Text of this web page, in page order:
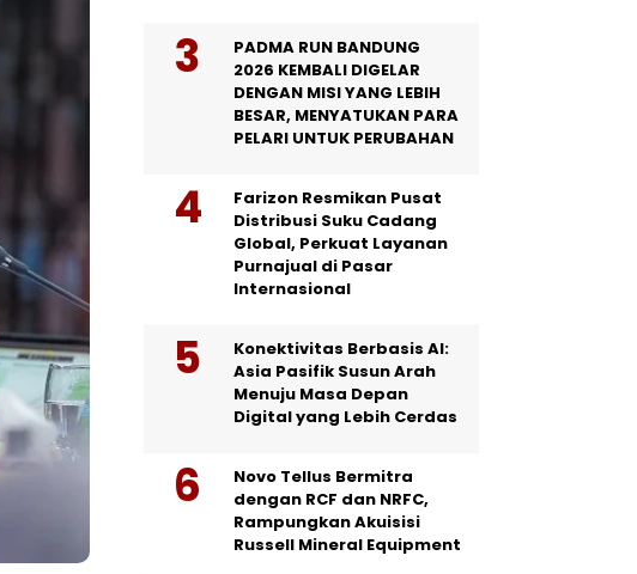
PADMA RUN BANDUNG
2026 KEMBALI DIGELAR
DENGAN MISI YANG LEBIH
BESAR, MENYATUKAN PARA
PELARI UNTUK PERUBAHAN
Farizon Resmikan Pusat
Distribusi Suku Cadang
Global, Perkuat Layanan
Purnajual di Pasar
Internasional
Konektivitas Berbasis AI:
Asia Pasifik Susun Arah
Menuju Masa Depan
Digital yang Lebih Cerdas
Novo Tellus Bermitra
dengan RCF dan NRFC,
Rampungkan Akuisisi
Russell Mineral Equipment